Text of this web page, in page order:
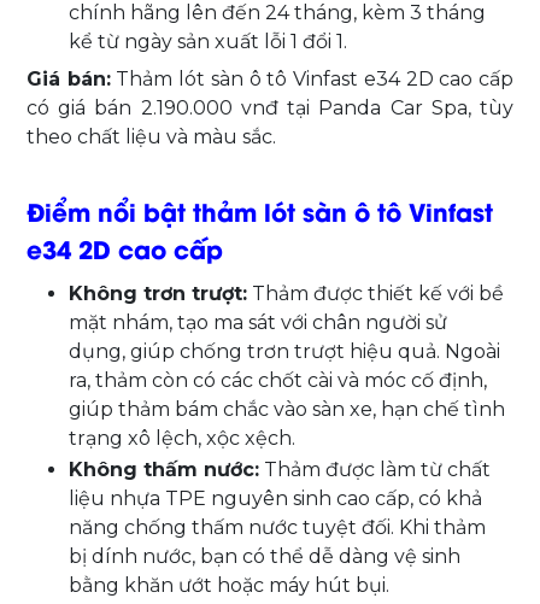
chính hãng lên đến 24 tháng, kèm 3 tháng
kể từ ngày sản xuất lỗi 1 đổi 1.
Giá bán:Thảm lót sàn ô tô Vinfast e34 2D cao cấp
có giá bán 2.190.000 vnđ tại Panda Car Spa, tùy
theo chất liệu và màu sắc.
Điểm nổi bật thảm lót sàn ô tô Vinfast
e34 2D cao cấp
Không trơn trượt: Thảm được thiết kế với bề
mặt nhám, tạo ma sát với chân người sử
dụng, giúp chống trơn trượt hiệu quả. Ngoài
ra, thảm còn có các chốt cài và móc cố định,
giúp thảm bám chắc vào sàn xe, hạn chế tình
trạng xô lệch, xộc xệch.
Không thấm nước: Thảm được làm từ chất
liệu nhựa TPE nguyên sinh cao cấp, có khả
năng chống thấm nước tuyệt đối. Khi thảm
bị dính nước, bạn có thể dễ dàng vệ sinh
bằng khăn ướt hoặc máy hút bụi.